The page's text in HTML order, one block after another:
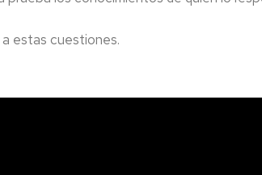
estas cuestiones.